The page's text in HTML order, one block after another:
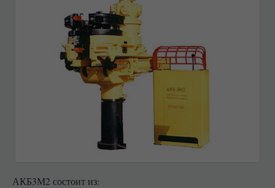
АКБ3М2 состоит из: